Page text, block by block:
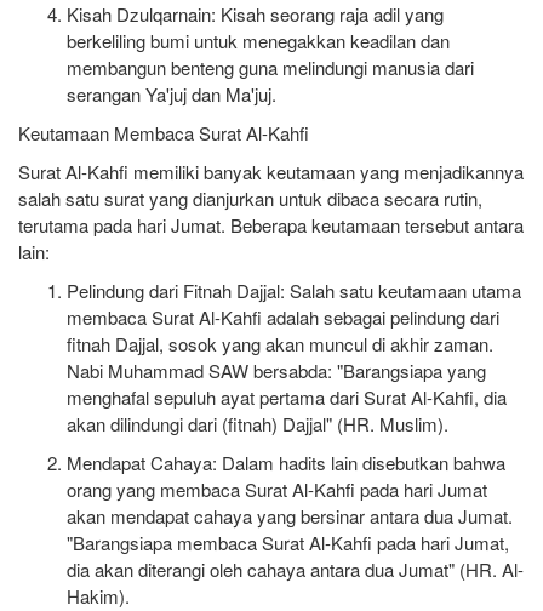
Kisah Dzulqarnain: Kisah seorang raja adil yang
berkeliling bumi untuk menegakkan keadilan dan
membangun benteng guna melindungi manusia dari
serangan Ya'juj dan Ma'juj.
Keutamaan Membaca Surat Al-Kahfi
Surat Al-Kahfi memiliki banyak keutamaan yang menjadikannya
salah satu surat yang dianjurkan untuk dibaca secara rutin,
terutama pada hari Jumat. Beberapa keutamaan tersebut antara
lain:
Pelindung dari Fitnah Dajjal: Salah satu keutamaan utama
membaca Surat Al-Kahfi adalah sebagai pelindung dari
fitnah Dajjal, sosok yang akan muncul di akhir zaman.
Nabi Muhammad SAW bersabda: "Barangsiapa yang
menghafal sepuluh ayat pertama dari Surat Al-Kahfi, dia
akan dilindungi dari (fitnah) Dajjal" (HR. Muslim).
Mendapat Cahaya: Dalam hadits lain disebutkan bahwa
orang yang membaca Surat Al-Kahfi pada hari Jumat
akan mendapat cahaya yang bersinar antara dua Jumat.
"Barangsiapa membaca Surat Al-Kahfi pada hari Jumat,
dia akan diterangi oleh cahaya antara dua Jumat" (HR. Al-
Hakim).